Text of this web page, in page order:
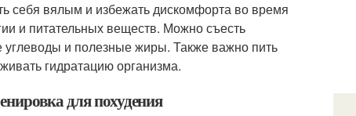
себя вялым и избежать дискомфорта во время
и питательных веществ. Можно съесть
и полезные жиры. Также важно пить
гидратацию организма.
для похудения